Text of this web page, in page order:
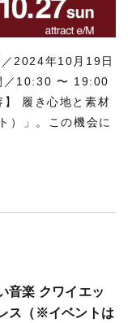
2024年10月19日
／10:30 〜 19:00
履き心地と素材
）」。この機会に
音楽 クワイエッ
ス（※イベントは